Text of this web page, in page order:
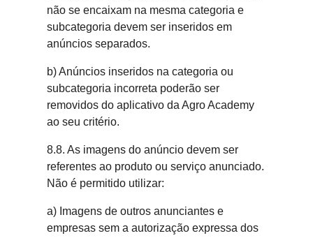
não se encaixam na mesma categoria e
subcategoria devem ser inseridos em
anúncios separados.
b) Anúncios inseridos na categoria ou
subcategoria incorreta poderão ser
removidos do aplicativo da Agro Academy
ao seu critério.
8.8. As imagens do anúncio devem ser
referentes ao produto ou serviço anunciado.
Não é permitido utilizar:
a) Imagens de outros anunciantes e
empresas sem a autorização expressa dos